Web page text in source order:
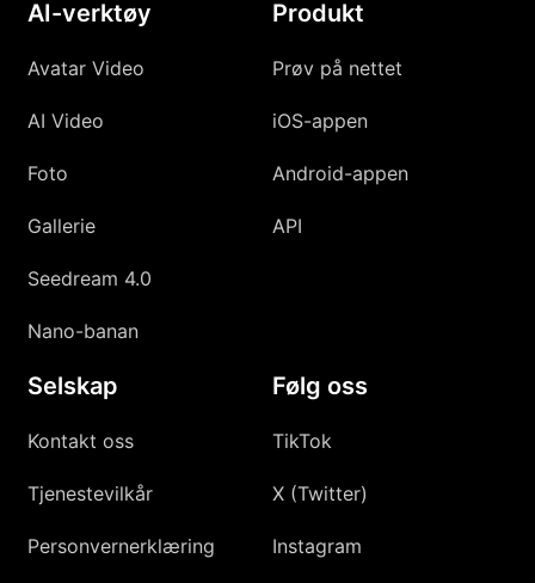
AI-verktøy
Avatar Video
AI Video
Foto
Gallerie
Seedream 4.0
Nano-banan
Produkt
Prøv på nettet
iOS-appen
Android-appen
API
Selskap
Kontakt oss
Tjenestevilkår
Personvernerklæring
Følg oss
TikTok
X (Twitter)
Instagram